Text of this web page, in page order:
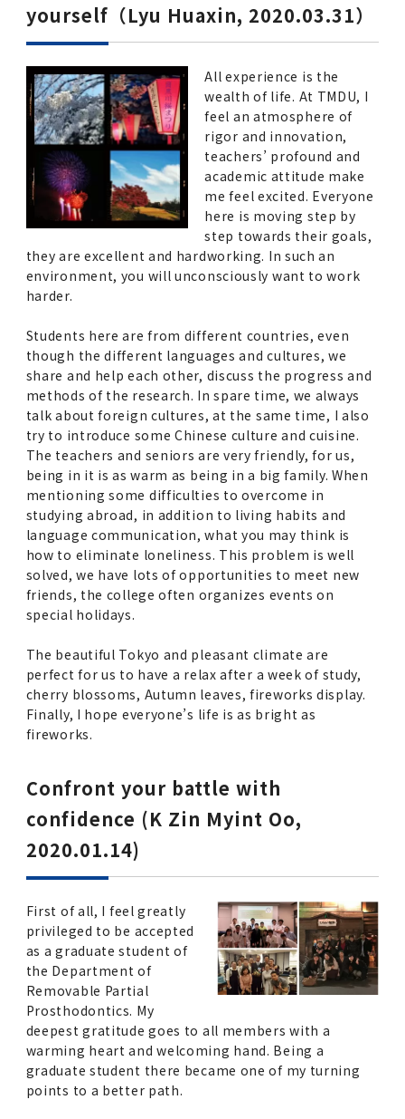
yourself（Lyu Huaxin, 2020.03.31）
All experience is the
wealth of life. At TMDU, I
feel an atmosphere of
rigor and innovation,
teachers’ profound and
academic attitude make
me feel excited. Everyone
here is moving step by
step towards their goals,
they are excellent and hardworking. In such an
environment, you will unconsciously want to work
harder.
Students here are from different countries, even
though the different languages and cultures, we
share and help each other, discuss the progress and
methods of the research. In spare time, we always
talk about foreign cultures, at the same time, I also
try to introduce some Chinese culture and cuisine.
The teachers and seniors are very friendly, for us,
being in it is as warm as being in a big family. When
mentioning some difficulties to overcome in
studying abroad, in addition to living habits and
language communication, what you may think is
how to eliminate loneliness. This problem is well
solved, we have lots of opportunities to meet new
friends, the college often organizes events on
special holidays.
The beautiful Tokyo and pleasant climate are
perfect for us to have a relax after a week of study,
cherry blossoms, Autumn leaves, fireworks display.
Finally, I hope everyone’s life is as bright as
fireworks.
Confront your battle with
confidence (K Zin Myint Oo,
2020.01.14)
First of all, I feel greatly
privileged to be accepted
as a graduate student of
the Department of
Removable Partial
Prosthodontics. My
deepest gratitude goes to all members with a
warming heart and welcoming hand. Being a
graduate student there became one of my turning
points to a better path.